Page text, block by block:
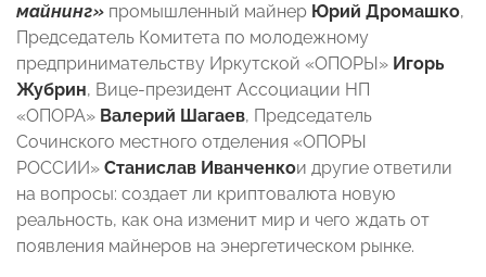
майнинг» промышленный майнер Юрий Дромашко,
Председатель Комитета по молодежному
предпринимательству Иркутской «ОПОРЫ» Игорь
Жубрин, Вице-президент Ассоциации НП
«ОПОРА» Валерий Шагаев, Председатель
Сочинского местного отделения «ОПОРЫ
РОССИИ» Станислав Иванченкои другие ответили
на вопросы: создает ли криптовалюта новую
реальность, как она изменит мир и чего ждать от
появления майнеров на энергетическом рынке.